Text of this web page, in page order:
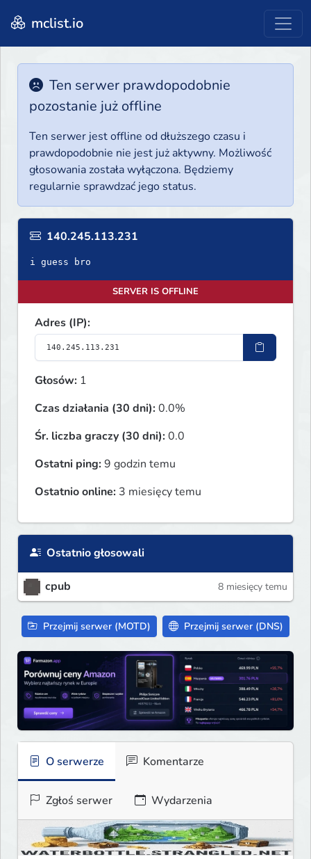
mclist.io
Ten serwer prawdopodobnie
pozostanie już offline
Ten serwer jest offline od dłuższego czasu i
prawdopodobnie nie jest już aktywny. Możliwość
głosowania została wyłączona. Będziemy
regularnie sprawdzać jego status.
140.245.113.231
i guess bro
SERVER IS OFFLINE
Adres (IP):
Głosów: 1
Czas działania (30 dni):0.0%
Śr. liczba graczy (30 dni):0.0
Ostatni ping:9 godzin temu
Ostatnio online: 3 miesięcy temu
Ostatnio głosowali
cpub 8 miesięcy temu
Przejmij serwer (MOTD) Przejmij serwer (DNS)
O serwerze Komentarze
Zgłoś serwer Wydarzenia